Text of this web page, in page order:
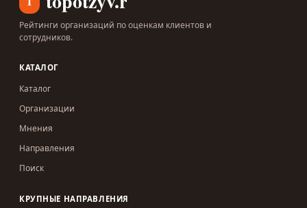
Рейтинги организаций по оценкам клиентов и
сотрудников.
КАТАЛОГ
Каталог
Организации
Мнения
Направления
Поиск
КРУПНЫЕ НАПРАВЛЕНИЯ